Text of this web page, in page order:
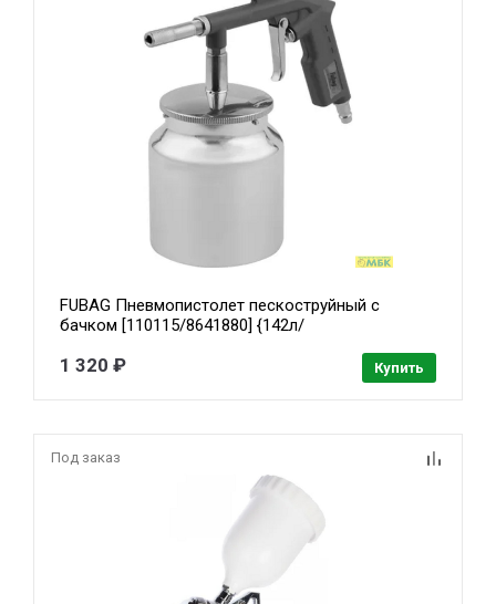
FUBAG Пневмопистолет пескоструйный с
бачком [110115/8641880] {142л/
1 320 ₽ Купить
Под заказ